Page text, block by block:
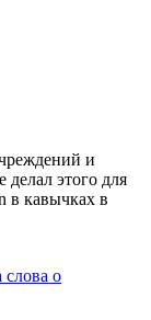
и
этого для
в кавычках в